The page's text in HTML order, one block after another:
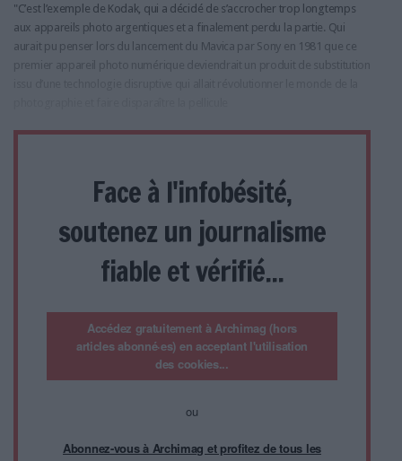
"C’est l’exemple de Kodak, qui a décidé de s’accrocher trop longtemps
aux appareils photo argentiques et a finalement perdu la partie. Qui
aurait pu penser lors du lancement du Mavica par Sony en 1981 que ce
premier appareil photo numérique deviendrait un produit de substitution
Face à l'infobésité,
soutenez un journalisme
fiable et vérifié...
Accédez gratuitement à Archimag (hors
articles abonné·es) en acceptant l'utilisation
des cookies...
ou
Abonnez-vous à Archimag et profitez de tous les